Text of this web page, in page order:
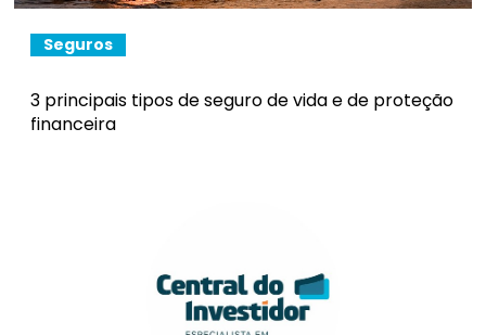
Seguros
3 principais tipos de seguro de vida e de proteção
financeira